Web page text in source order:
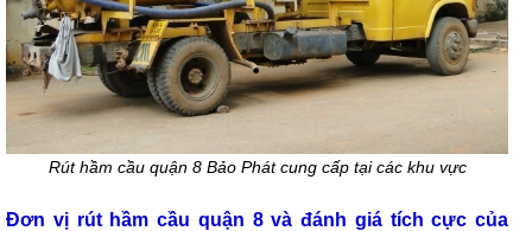
Rút hầm cầu quận 8 Bảo Phát cung cấp tại các khu vực
Đơn vị rút hầm cầu quận 8 và đánh giá tích cực của